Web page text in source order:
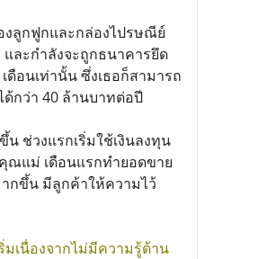
งลูกฟูกและกล่องไปรษณีย์
ละกำลังจะถูกธนาคารยึด
อนเท่านั้น ซึ่งเธอก็สามารถ
กว่า 40 ล้านบาทต่อปี
ช่วงแรกเริ่มใช้เงินลงทุน
ณแม่ เดือนแรกทำยอดขาย
ากขึ้น มีลูกค้าให้ความไว้
มเนื่องจากไม่มีความรู้ด้าน